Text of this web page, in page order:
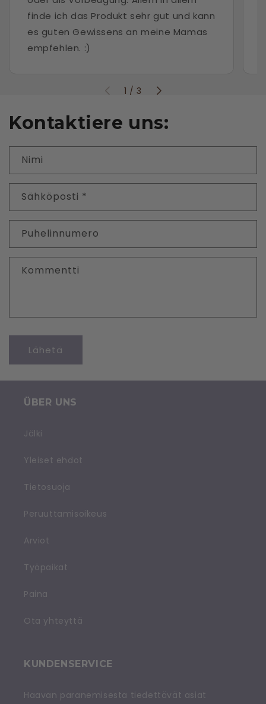
finde ich das Produkt sehr gut und kann
es guten Gewissens an meine Mamas
empfehlen. :)
1 /3
Kontaktiere uns:
Nimi
Sähköposti *
Puhelinnumero
Kommentti
Lähetä
ÜBER UNS
Jälki
Yleiset ehdot
Tietosuoja
Peruuttamisoikeus
Arviot
Työpaikat
Paina
Ota yhteyttä
KUNDENSERVICE
Haavan paranemisesta tiedettävät asiat